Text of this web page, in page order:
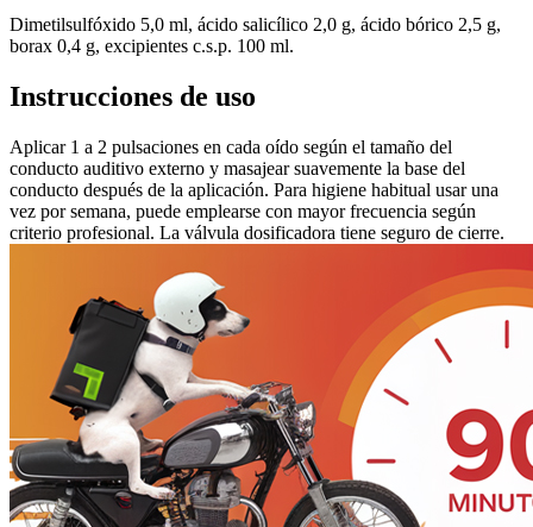
Dimetilsulfóxido 5,0 ml, ácido salicílico 2,0 g, ácido bórico 2,5 g,
borax 0,4 g, excipientes c.s.p. 100 ml.
Instrucciones de uso
Aplicar 1 a 2 pulsaciones en cada oído según el tamaño del
conducto auditivo externo y masajear suavemente la base del
conducto después de la aplicación. Para higiene habitual usar una
vez por semana, puede emplearse con mayor frecuencia según
criterio profesional. La válvula dosificadora tiene seguro de cierre.